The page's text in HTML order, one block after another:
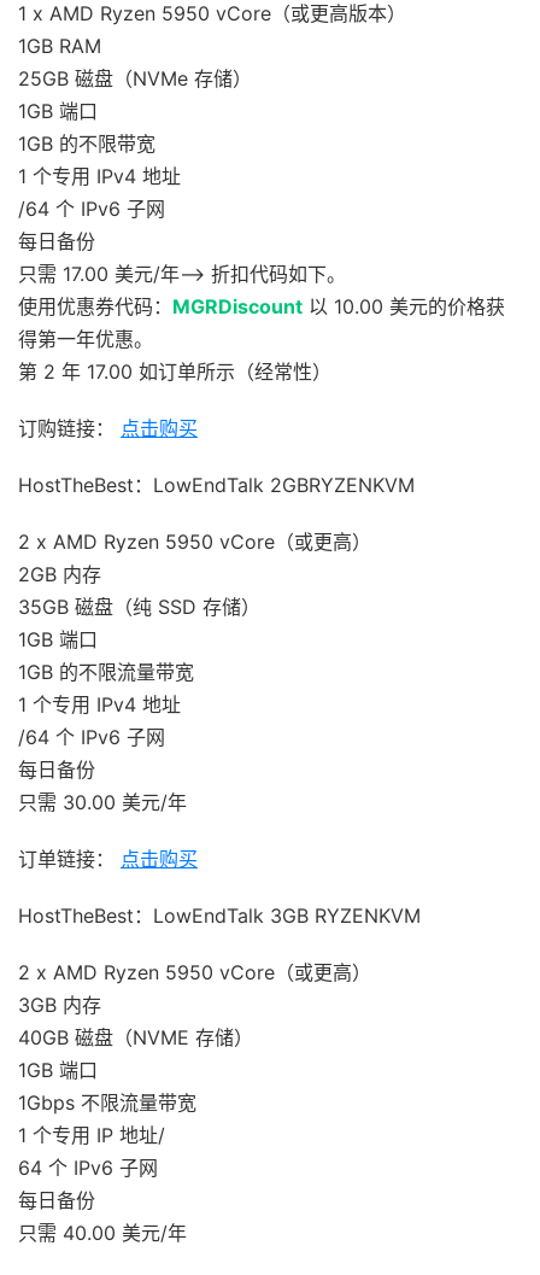
1 x AMD Ryzen 5950 vCore（或更高版本）
1GB RAM
25GB 磁盘（NVMe 存储）
1GB 端口
1GB 的不限带宽
1 个专用 IPv4 地址
/64 个 IPv6 子网
每日备份
只需 17.00 美元/年——> 折扣代码如下。
使用优惠券代码： MGRDiscount 以 10.00 美元的价格获
得第一年优惠。
第 2 年 17.00 如订单所示（经常性）
订购链接： 点击购买
HostTheBest：LowEndTalk 2GBRYZENKVM
2 x AMD Ryzen 5950 vCore（或更高）
2GB 内存
35GB 磁盘（纯 SSD 存储）
1GB 端口
1GB 的不限流量带宽
1 个专用 IPv4 地址
/64 个 IPv6 子网
每日备份
只需 30.00 美元/年
订单链接： 点击购买
HostTheBest：LowEndTalk 3GB RYZENKVM
2 x AMD Ryzen 5950 vCore（或更高）
3GB 内存
40GB 磁盘（NVME 存储）
1GB 端口
1Gbps 不限流量带宽
1 个专用 IP 地址/
64 个 IPv6 子网
每日备份
只需 40.00 美元/年